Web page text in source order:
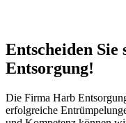
Entscheiden
Entsorgung!​
Die Firma Harb
erfolgreiche